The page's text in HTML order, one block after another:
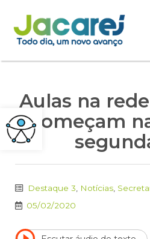
Pular
para
o
Aulas na
começam
Destaque 3 Notícias
05/02/2020